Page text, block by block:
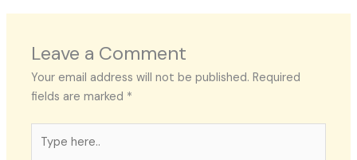
Leave a Comment
Your email address will not be published. Required
fields are marked *
here..